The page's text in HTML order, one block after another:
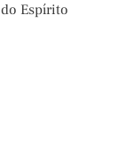
Espírito